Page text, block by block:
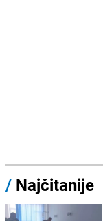
/ Najčitanije